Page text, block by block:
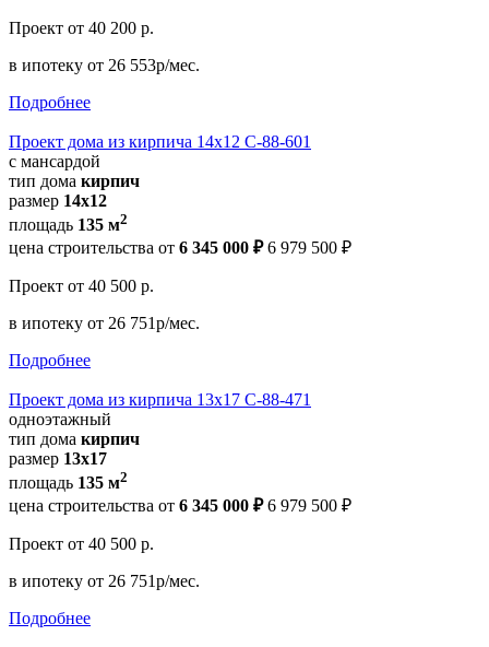
Проект от 40 200 р.
в ипотеку от 26 553р/мес.
Подробнее
Проект дома из кирпича 14х12 С-88-601
с мансардой
тип дома кирпич
размер 14х12
площадь 135 м2
цена строительства от 6 345 000 ₽ 6 979 500 ₽
Проект от 40 500 р.
в ипотеку от 26 751р/мес.
Подробнее
Проект дома из кирпича 13х17 С-88-471
одноэтажный
тип дома кирпич
размер 13х17
площадь 135 м2
цена строительства от 6 345 000 ₽ 6 979 500 ₽
Проект от 40 500 р.
в ипотеку от 26 751р/мес.
Подробнее